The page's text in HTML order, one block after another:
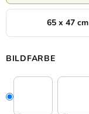
65 x 47 cm
BILDFARBE